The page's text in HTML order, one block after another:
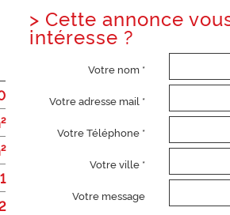
1
> Cette annonce
intéresse ?
Votre nom *
Votre adresse mail *
Votre Téléphone *
Votre ville *
Votre message